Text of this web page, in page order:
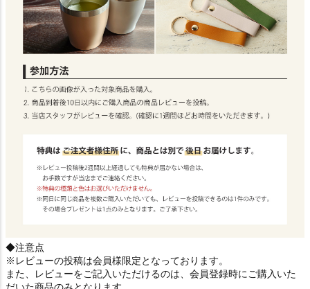
◆注意点
※レビューの投稿は会員様限定となっております。
また、レビューをご記入いただけるのは、会員登録時にご購入いた